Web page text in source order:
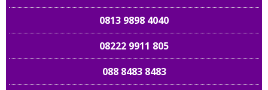
0813 9898 4040
08222 9911 805
088 8483 8483